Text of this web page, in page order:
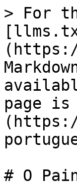
> For
page is
# O